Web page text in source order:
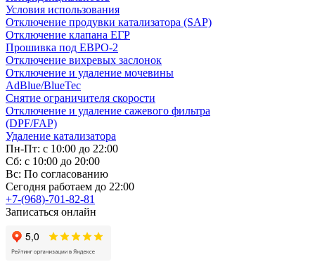
Условия использования
Отключение продувки катализатора (SAP)
Отключение клапана ЕГР
Прошивка под ЕВРО-2
Отключение вихревых заслонок
Отключение и удаление мочевины
AdBlue/BlueTec
Снятие ограничителя скорости
Отключение и удаление сажевого фильтра
(DPF/FAP)
Удаление катализатора
Пн-Пт: с 10:00 до 22:00
Сб: с 10:00 до 20:00
Вс: По согласованию
Сегодня работаем до 22:00
+7-(968)-701-82-81
Записаться онлайн